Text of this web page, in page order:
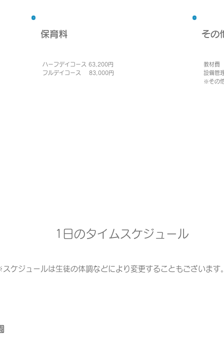
保育料
ハーフデイコース 63,200円
フルデイコース 83,000円
その
教材費
設備管
​※その
1日のタイムスケジュール
ケジュールは生徒の体調などにより変更することもございます